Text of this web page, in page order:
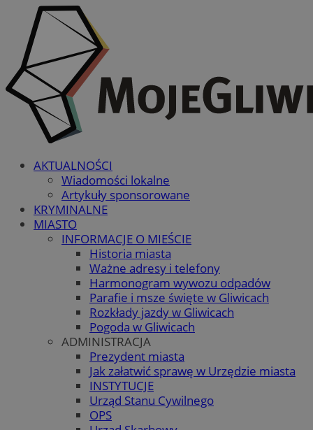
AKTUALNOŚCI
Wiadomości lokalne
Artykuły sponsorowane
KRYMINALNE
MIASTO
INFORMACJE O MIEŚCIE
Historia miasta
Ważne adresy i telefony
Harmonogram wywozu odpadów
Parafie i msze święte w Gliwicach
Rozkłady jazdy w Gliwicach
Pogoda w Gliwicach
ADMINISTRACJA
Prezydent miasta
Jak załatwić sprawę w Urzędzie miasta
INSTYTUCJE
Urząd Stanu Cywilnego
OPS